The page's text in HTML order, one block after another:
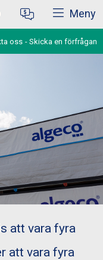
Meny
oss Skicka en förfrågan
att vara fyra
att vara fyra